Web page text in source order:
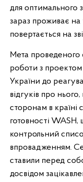
для оптимального
зараз проживає на
повертається на
Мета проведеного
роботи з проектом
України до
відгуків про
сторонам в країні
готовності
контрольний
впровадженням.
ставили перед
досвідом